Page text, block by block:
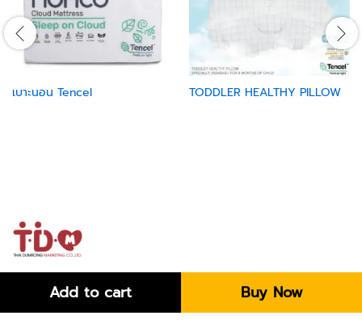
Add to cart Buy Now
เบาะนอน Tencel TODDLER HEALTHY PILLOW